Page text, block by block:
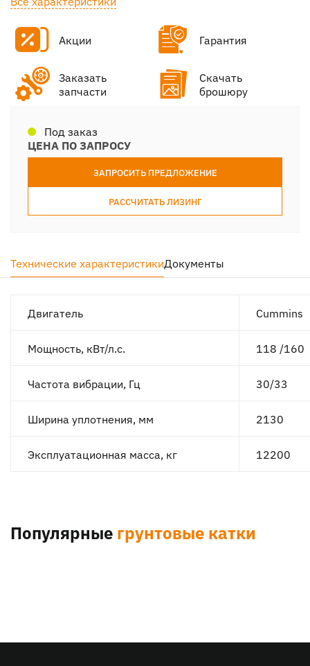
Акции Гарантия
Заказать
запчасти
Скачать
брошюру
Под заказ
ЦЕНА ПО ЗАПРОСУ
ЗАПРОСИТЬ ПРЕДЛОЖЕНИЕ
РАССЧИТАТЬ ЛИЗИНГ
Технические характеристикиДокументы
Двигатель Cummins
Мощность, кВт/л.с. 118 /160
Частота вибрации, Гц 30/33
Ширина уплотнения, мм 2130
Эксплуатационная масса, кг 12200
Популярные грунтовые катки